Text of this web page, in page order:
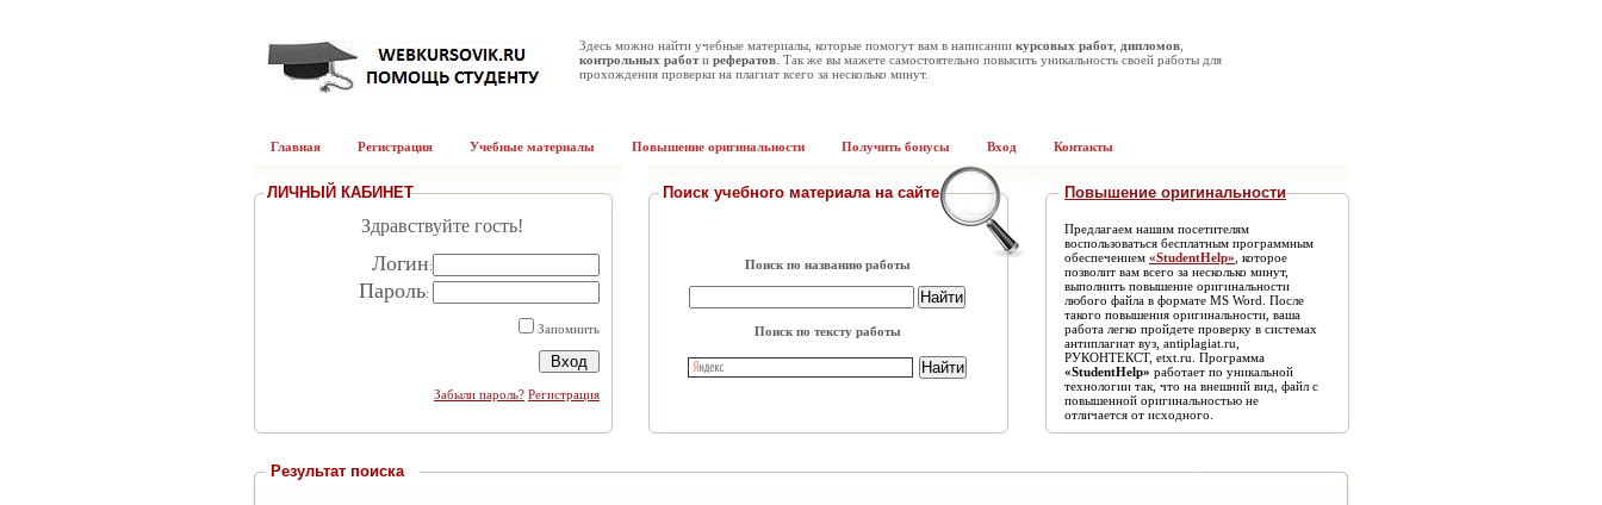
Здесь можно найти учебные материалы, которые помогут вам в написании курсовых работ, дипломов
контрольных работи рефератов . Так же вы мажете самостоятельно повысить уникальность своей работы для
прохождения проверки на плагиат всего за несколько минут.
Главная Регистрация Учебные материалы Повышение оригинальности Получить бонусы Вход Контакты
ЛИЧНЫЙ КАБИНЕТ
Здравствуйте гость!
Логин:
Пароль:
Запомнить
Забыли пароль? Регистрация
Поиск учебного материала на сайте
Поиск по названию работы
Поиск по тексту работы
Повышение оригинальности
Предлагаем нашим посетителям
воспользоваться бесплатным программным
обеспечением «StudentHelp» , которое
позволит вам всего за несколько минут,
выполнить повышение оригинальности
любого файла в формате MS Word. После
такого повышения оригинальности, ваша
работа легко пройдете проверку в системах
антиплагиат вуз, antiplagiat.ru,
РУКОНТЕКСТ, etxt.ru. Программа
«StudentHelp» работает по уникальной
технологии так, что на внешний вид, файл с
повышенной оригинальностью не
отличается от исходного.
Результат поиска